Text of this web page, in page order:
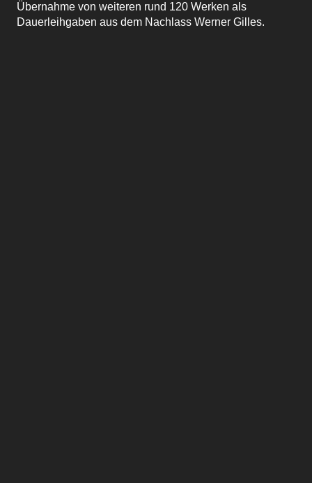
Übernahme von weiteren rund 120 Werken als
Dauerleihgaben aus dem Nachlass Werner Gilles.